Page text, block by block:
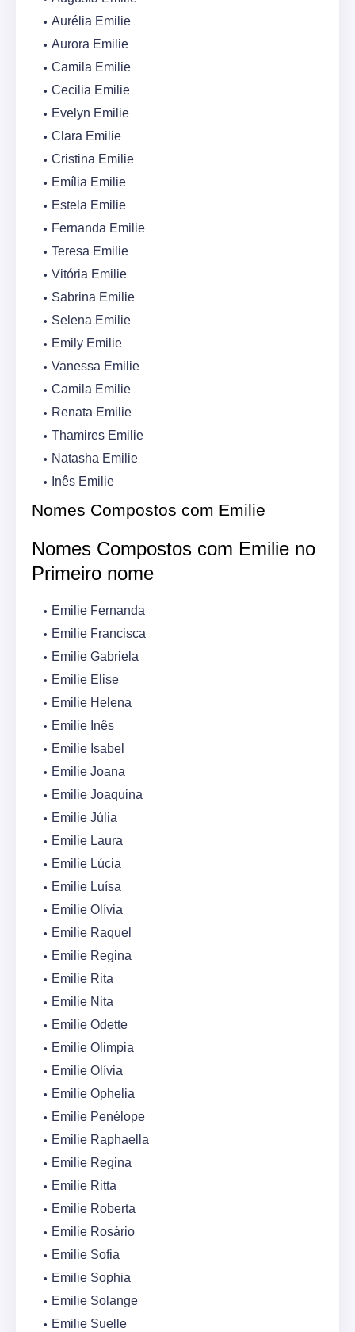
Aurélia Emilie
Aurora Emilie
Camila Emilie
Cecilia Emilie
Evelyn Emilie
Clara Emilie
Cristina Emilie
Emília Emilie
Estela Emilie
Fernanda Emilie
Teresa Emilie
Vitória Emilie
Sabrina Emilie
Selena Emilie
Emily Emilie
Vanessa Emilie
Camila Emilie
Renata Emilie
Thamires Emilie
Natasha Emilie
Inês Emilie
Nomes Compostos com Emilie
Nomes Compostos com Emilie no
Primeiro nome
Emilie Fernanda
Emilie Francisca
Emilie Gabriela
Emilie Elise
Emilie Helena
Emilie Inês
Emilie Isabel
Emilie Joana
Emilie Joaquina
Emilie Júlia
Emilie Laura
Emilie Lúcia
Emilie Luísa
Emilie Olívia
Emilie Raquel
Emilie Regina
Emilie Rita
Emilie Nita
Emilie Odette
Emilie Olimpia
Emilie Olívia
Emilie Ophelia
Emilie Penélope
Emilie Raphaella
Emilie Regina
Emilie Ritta
Emilie Roberta
Emilie Rosário
Emilie Sofia
Emilie Sophia
Emilie Solange
Emilie Suelle